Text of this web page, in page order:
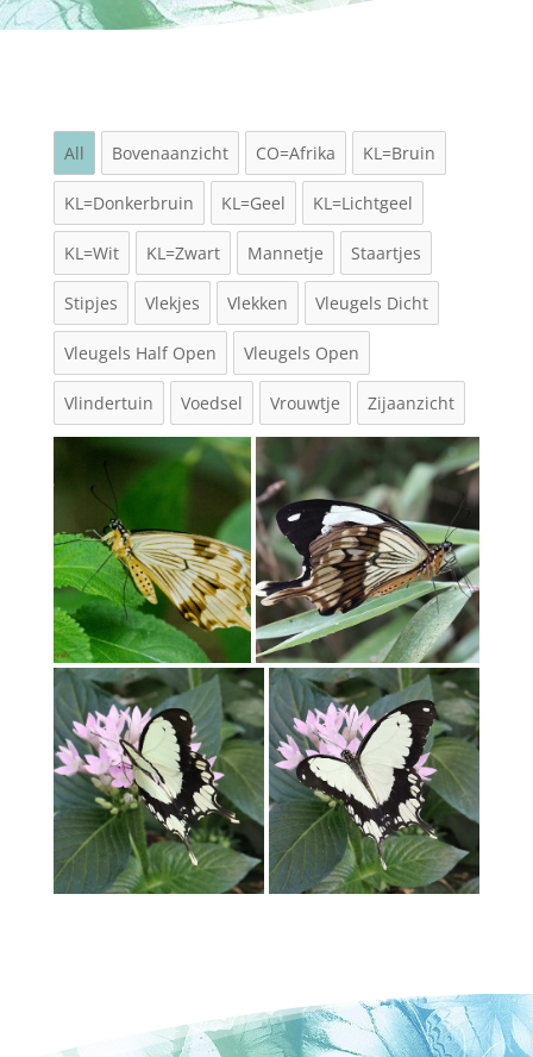
All Bovenaanzicht CO=Afrika KL=Bruin
KL=Donkerbruin KL=Geel KL=Lichtgeel
KL=Wit KL=Zwart Mannetje Staartjes
Stipjes Vlekjes Vlekken Vleugels Dicht
Vleugels Half Open Vleugels Open
Vlindertuin Voedsel Vrouwtje Zijaanzicht